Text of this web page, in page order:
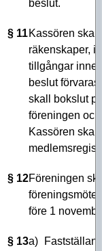
beslut.
§ 11Kassören
räkenskaper,
tillgångar
beslut
skall bokslut
föreningen
Kassören
§ 12Föreningen
före 1
§ 13a)